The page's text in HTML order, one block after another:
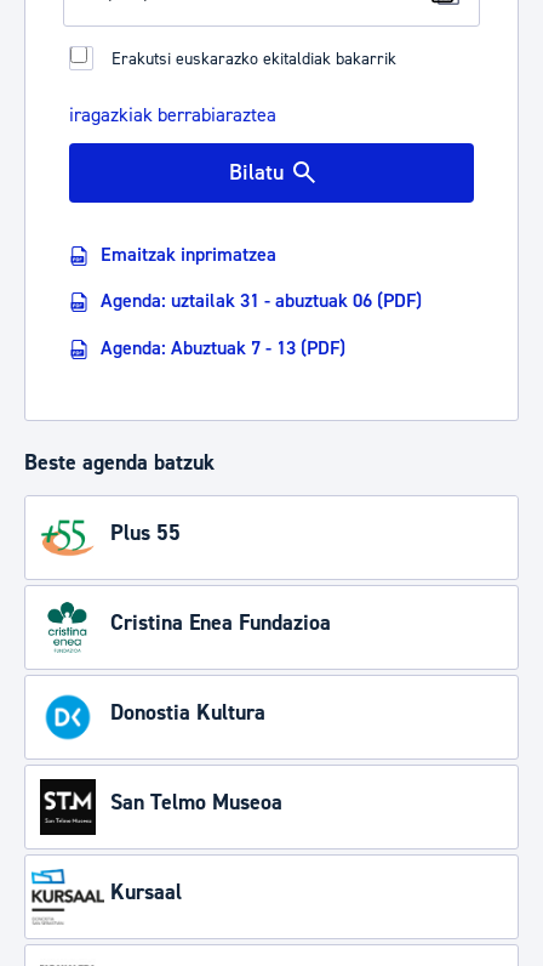
Erakutsi euskarazko ekitaldiak bakarrik
iragazkiak berrabiaraztea
Bilatu
Emaitzak inprimatzea
Agenda: uztailak 31 - abuztuak 06 (PDF)
Agenda: Abuztuak 7 - 13 (PDF)
Beste agenda batzuk
Plus 55
Cristina Enea Fundazioa
Donostia Kultura
San Telmo Museoa
Kursaal